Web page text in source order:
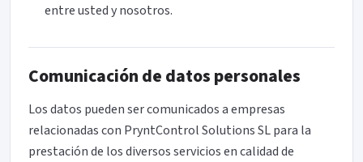
entre usted y nosotros.
Comunicación de datos personales
Los datos pueden ser comunicados a empresas
relacionadas con PryntControl Solutions SL para la
prestación de los diversos servicios en calidad de